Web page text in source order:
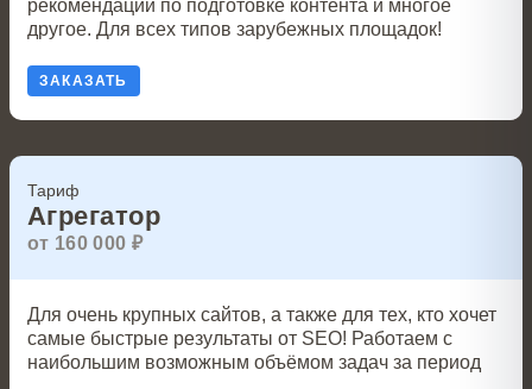
рекомендации по подготовке контента и многое
другое. Для всех типов зарубежных площадок!
ЗАКАЗАТЬ
Тариф
Агрегатор
от 160 000 ₽
Для очень крупных сайтов, а также для тех, кто хочет
самые быстрые результаты от SEO! Работаем с
наибольшим возможным объёмом задач за период